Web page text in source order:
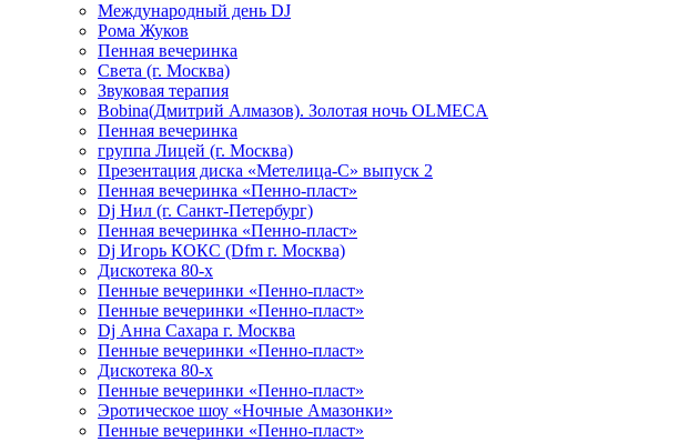
Международный день DJ
Рома Жуков
Пенная вечеринка
Света (г. Москва)
Звуковая терапия
Bobina(Дмитрий Алмазов). Золотая ночь OLMECA
Пенная вечеринка
группа Лицей (г. Москва)
Презентация диска «Метелица-С» выпуск 2
Пенная вечеринка «Пенно-пласт»
Dj Нил (г. Санкт-Петербург)
Пенная вечеринка «Пенно-пласт»
Dj Игорь КОКС (Dfm г. Москва)
Дискотека 80-х
Пенные вечеринки «Пенно-пласт»
Пенные вечеринки «Пенно-пласт»
Dj Анна Сахара г. Москва
Пенные вечеринки «Пенно-пласт»
Дискотека 80-х
Пенные вечеринки «Пенно-пласт»
Эротическое шоу «Ночные Амазонки»
Пенные вечеринки «Пенно-пласт»